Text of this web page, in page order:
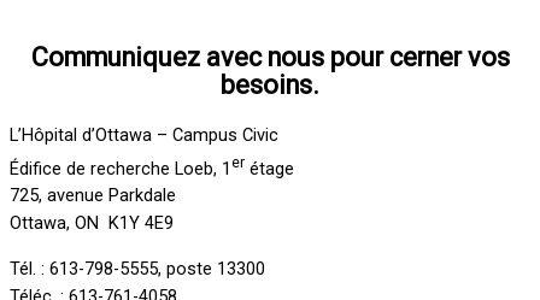
Communiquez avec nous pour cerner vos
besoins.
L’Hôpital d’Ottawa – Campus Civic
Édifice de recherche Loeb, 1 er étage
725, avenue Parkdale
Ottawa, ON K1Y 4E9
Tél. : 613-798-5555, poste 13300